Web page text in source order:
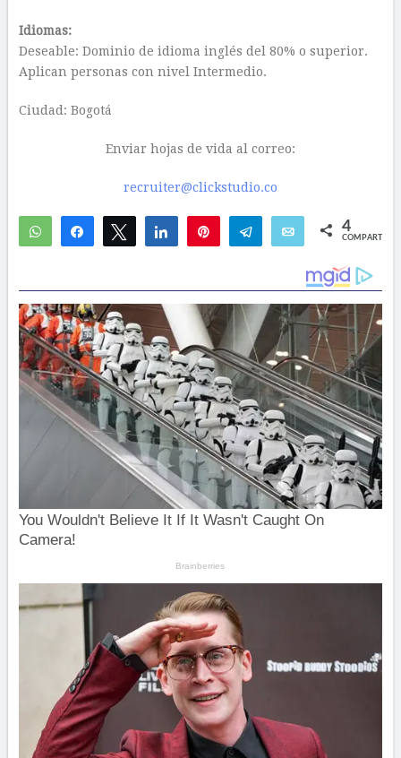
Idiomas:
Deseable: Dominio de idioma inglés del 80% o superior.
Aplican personas con nivel Intermedio.
Ciudad: Bogotá
Enviar hojas de vida al correo:
recruiter@clickstudio.co
WhatsAppCompartirTwittear Compartir Telegram Email 4
COMPARTIR